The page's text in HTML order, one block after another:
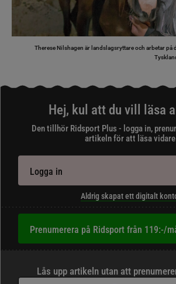
Therese Nilshagen är landslagsryttare och arbetar på
Hej, kul att du vill läsa
Den tillhör Ridsport Plus - logga in,
artikeln för att läsa
Logga in
Aldrig skapat ett digitalt
Prenumerera på Ridsport från 119:-/